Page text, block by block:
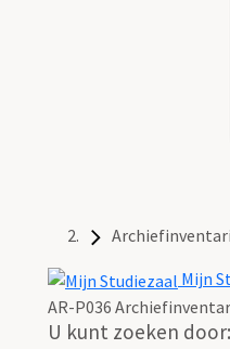
Mijn
AR-P036
U kunt zoeken door: